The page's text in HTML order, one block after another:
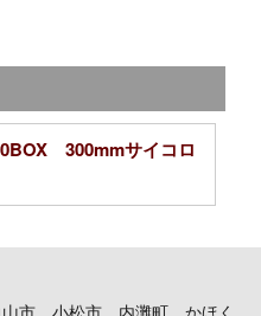
300mmサイコロ